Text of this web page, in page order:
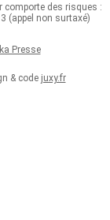
des risques :
(appel non surtaxé)
Presse
& code juxy.fr